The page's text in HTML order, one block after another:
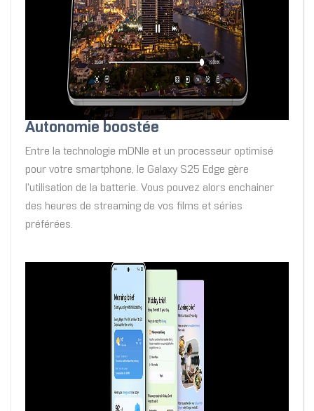
Autonomie boostée
Entre la technologie mDNIe et un processeur optimisé
pour votre smartphone, le Galaxy S25 Edge gère
l'utilisation de la batterie. Vous pouvez alors enchainer
des heures de streaming de vos films et séries
préférées.